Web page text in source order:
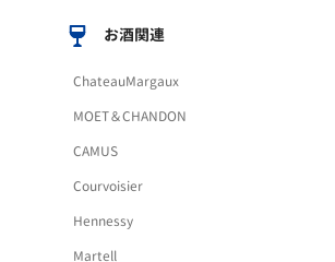
お酒関連
ChateauMargaux
MOET＆CHANDON
CAMUS
Courvoisier
Hennessy
Martell